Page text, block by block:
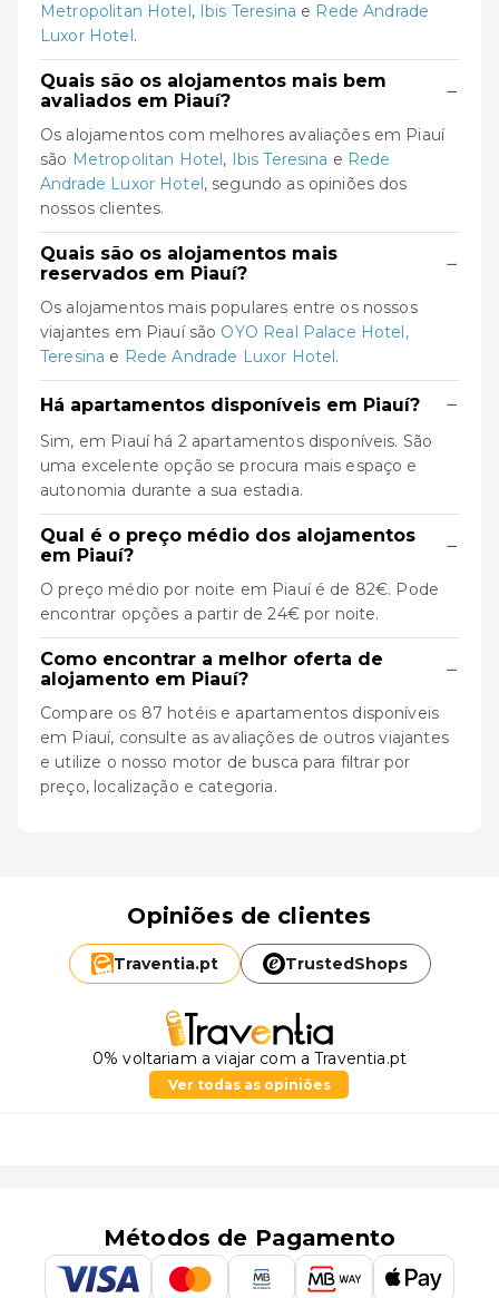
Metropolitan Hotel, Ibis Teresina e Rede Andrade
Luxor Hotel.
Quais são os alojamentos mais bem
avaliados em Piauí?
−
Os alojamentos com melhores avaliações em Piauí
são Metropolitan Hotel, Ibis Teresina e Rede
Andrade Luxor Hotel, segundo as opiniões dos
nossos clientes.
Quais são os alojamentos mais
reservados em Piauí?
−
Os alojamentos mais populares entre os nossos
viajantes em Piauí são OYO Real Palace Hotel,
Teresina e Rede Andrade Luxor Hotel.
Há apartamentos disponíveis em Piauí? −
Sim, em Piauí há 2 apartamentos disponíveis. São
uma excelente opção se procura mais espaço e
autonomia durante a sua estadia.
Qual é o preço médio dos alojamentos
em Piauí?
−
O preço médio por noite em Piauí é de 82€. Pode
encontrar opções a partir de 24€ por noite.
Como encontrar a melhor oferta de
alojamento em Piauí?
−
Compare os 87 hotéis e apartamentos disponíveis
em Piauí, consulte as avaliações de outros viajantes
e utilize o nosso motor de busca para filtrar por
preço, localização e categoria.
Opiniões de clientes
Traventia.pt TrustedShops
0% voltariam a viajar com a Traventia.pt
Ver todas as opiniões
Métodos de Pagamento